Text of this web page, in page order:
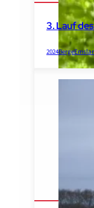
3. Lauf
2024Berge